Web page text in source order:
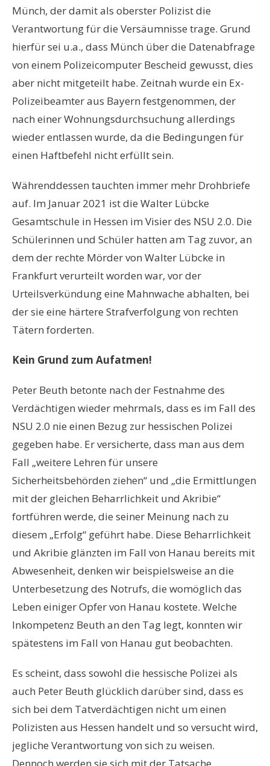
Münch, der damit als oberster Polizist die
Verantwortung für die Versäumnisse trage. Grund
hierfür sei u.a., dass Münch über die Datenabfrage
von einem Polizeicomputer Bescheid gewusst, dies
aber nicht mitgeteilt habe. Zeitnah wurde ein Ex-
Polizeibeamter aus Bayern festgenommen, der
nach einer Wohnungsdurchsuchung allerdings
wieder entlassen wurde, da die Bedingungen für
einen Haftbefehl nicht erfüllt sein.
Währenddessen tauchten immer mehr Drohbriefe
auf. Im Januar 2021 ist die Walter Lübcke
Gesamtschule in Hessen im Visier des NSU 2.0. Die
Schülerinnen und Schüler hatten am Tag zuvor, an
dem der rechte Mörder von Walter Lübcke in
Frankfurt verurteilt worden war, vor der
Urteilsverkündung eine Mahnwache abhalten, bei
der sie eine härtere Strafverfolgung von rechten
Tätern forderten.
Kein Grund zum Aufatmen!
Peter Beuth betonte nach der Festnahme des
Verdächtigen wieder mehrmals, dass es im Fall des
NSU 2.0 nie einen Bezug zur hessischen Polizei
gegeben habe. Er versicherte, dass man aus dem
Fall „weitere Lehren für unsere
Sicherheitsbehörden ziehen“ und „die Ermittlungen
mit der gleichen Beharrlichkeit und Akribie“
fortführen werde, die seiner Meinung nach zu
diesem „Erfolg“ geführt habe. Diese Beharrlichkeit
und Akribie glänzten im Fall von Hanau bereits mit
Abwesenheit, denken wir beispielsweise an die
Unterbesetzung des Notrufs, die womöglich das
Leben einiger Opfer von Hanau kostete. Welche
Inkompetenz Beuth an den Tag legt, konnten wir
spätestens im Fall von Hanau gut beobachten.
Es scheint, dass sowohl die hessische Polizei als
auch Peter Beuth glücklich darüber sind, dass es
sich bei dem Tatverdächtigen nicht um einen
Polizisten aus Hessen handelt und so versucht wird,
jegliche Verantwortung von sich zu weisen.